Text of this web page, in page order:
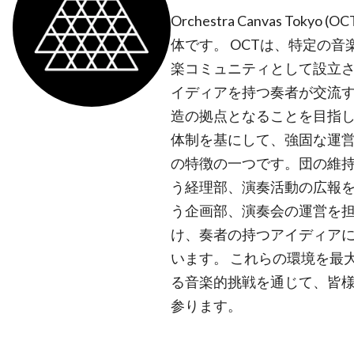
Orchestra Canvas Tokyo
体です。 OCTは、特定の音
楽コミュニティとして設立
イディアを持つ奏者が交流
造の拠点となることを目指
体制を基にして、強固な運
の特徴の一つです。団の維
う経理部、演奏活動の広報
う企画部、演奏会の運営を
け、奏者の持つアイディア
います。 これらの環境を最
る音楽的挑戦を通じて、皆
参ります。